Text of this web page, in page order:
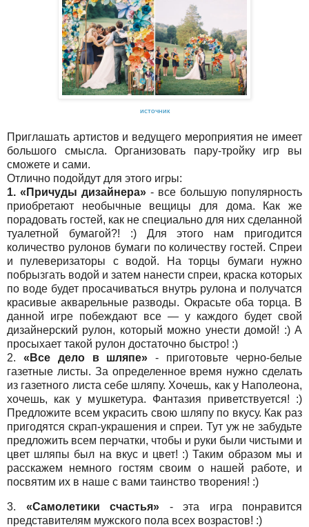
источник
Приглашать артистов и ведущего мероприятия не имеет
большого смысла. Организовать пару-тройку игр вы
сможете и сами.
Отлично подойдут для этого игры:
1. «Причуды дизайнера» - все большую популярность
приобретают необычные вещицы для дома. Как же
порадовать гостей, как не специально для них сделанной
туалетной бумагой?! :) Для этого нам пригодится
количество рулонов бумаги по количеству гостей. Спреи
и пулеверизаторы с водой. На торцы бумаги нужно
побрызгать водой и затем нанести спреи, краска которых
по воде будет просачиваться внутрь рулона и получатся
красивые акварельные разводы. Окрасьте оба торца. В
данной игре побеждают все — у каждого будет свой
дизайнерский рулон, который можно унести домой! :) А
просыхает такой рулон достаточно быстро! :)
2. «Все дело в шляпе» - приготовьте черно-белые
газетные листы. За определенное время нужно сделать
из газетного листа себе шляпу. Хочешь, как у Наполеона,
хочешь, как у мушкетура. Фантазия приветствуется! :)
Предложите всем украсить свою шляпу по вкусу. Как раз
пригодятся скрап-украшения и спреи. Тут уж не забудьте
предложить всем перчатки, чтобы и руки были чистыми и
цвет шляпы был на вкус и цвет! :) Таким образом мы и
расскажем немного гостям своим о нашей работе, и
посвятим их в наше с вами таинство творения! :)
3. «Самолетики счастья» - эта игра понравится
представителям мужского пола всех возрастов! :)